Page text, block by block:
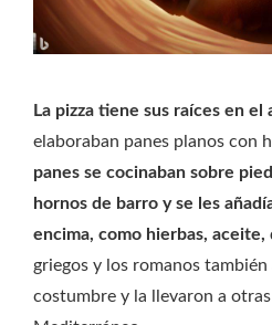
La pizza tiene sus raíces en el
elaboraban panes planos con
panes se cocinaban sobre
hornos de barro y se les
encima, como hierbas, aceite,
griegos y los romanos
costumbre y la llevaron a otras